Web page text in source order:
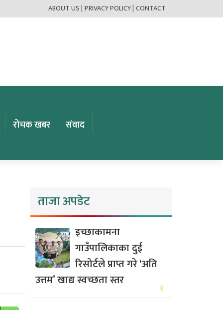
ABOUT US | PRIVACY POLICY | CONTACT
रोचक खबर
संवाद
ताजा अपडेट
इच्छाकामना
गाउँपालिकाका दुई
रिसोर्टले प्राप्त गरे ‘अति
उत्तम’ खाद्य स्वच्छता स्तर
१